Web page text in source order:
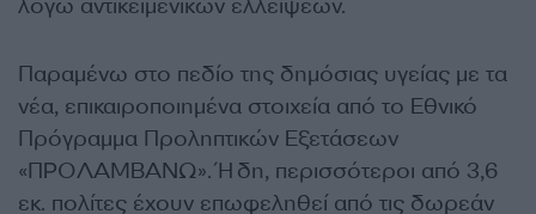
λόγω αντικειμενικών ελλείψεων.
Παραμένω στο πεδίο της δημόσιας υγείας με τα
νέα, επικαιροποιημένα στοιχεία από το Εθνικό
Πρόγραμμα Προληπτικών Εξετάσεων
«ΠΡΟΛΑΜΒΑΝΩ». Ήδη, περισσότεροι από 3,6
εκ. πολίτες έχουν επωφεληθεί από τις δωρεάν